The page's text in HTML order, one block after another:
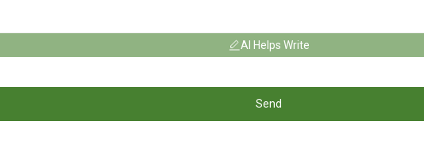
AI Helps Write
Send